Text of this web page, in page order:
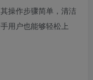
操作步骤简单，清洁
用户也能够轻松上